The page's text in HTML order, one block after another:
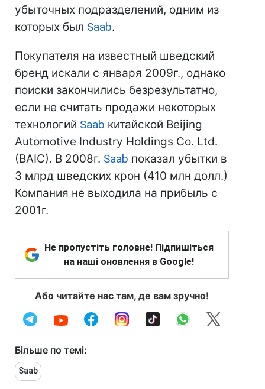
убыточных подразделений, одним из
которых был Saab.
Покупателя на известный шведский
бренд искали с января 2009г., однако
поиски закончились безрезультатно,
если не считать продажи некоторых
технологий Saab китайской Beijing
Automotive Industry Holdings Co. Ltd.
(BAIC). В 2008г. Saab показал убытки в
3 млрд шведских крон (410 млн долл.)
Компания не выходила на прибыль с
2001г.
Не пропустіть головне! Підпишіться
на наші оновлення в Google!
Або читайте нас там, де вам зручно!
Більше по темі:
Saab